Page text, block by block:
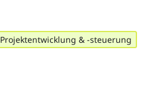
Projektentwicklung & -steuerung